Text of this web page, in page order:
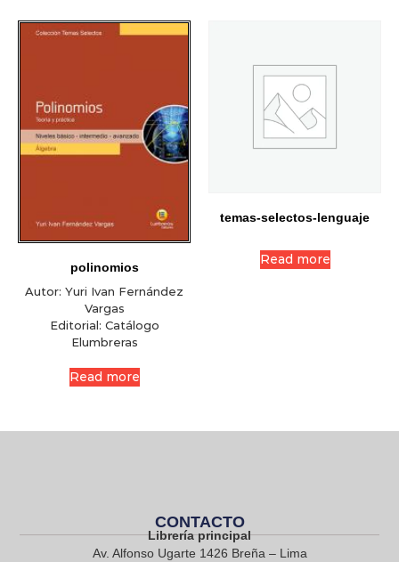
polinomios
Autor: Yuri Ivan Fernández
Vargas
Editorial: Catálogo
Elumbreras
Read more
temas-selectos-lenguaje
Read more
CONTACTO
Librería principal
Av. Alfonso Ugarte 1426 Breña – Lima